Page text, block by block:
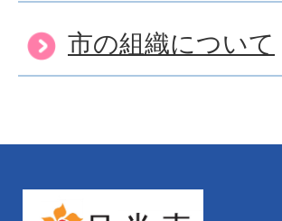
市の組織について